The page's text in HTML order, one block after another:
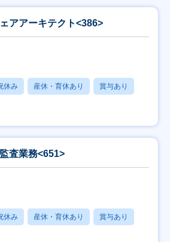
アアーキテクト<386>
休み 産休・育休あり 賞与あり
査業務<651>
休み 産休・育休あり 賞与あり